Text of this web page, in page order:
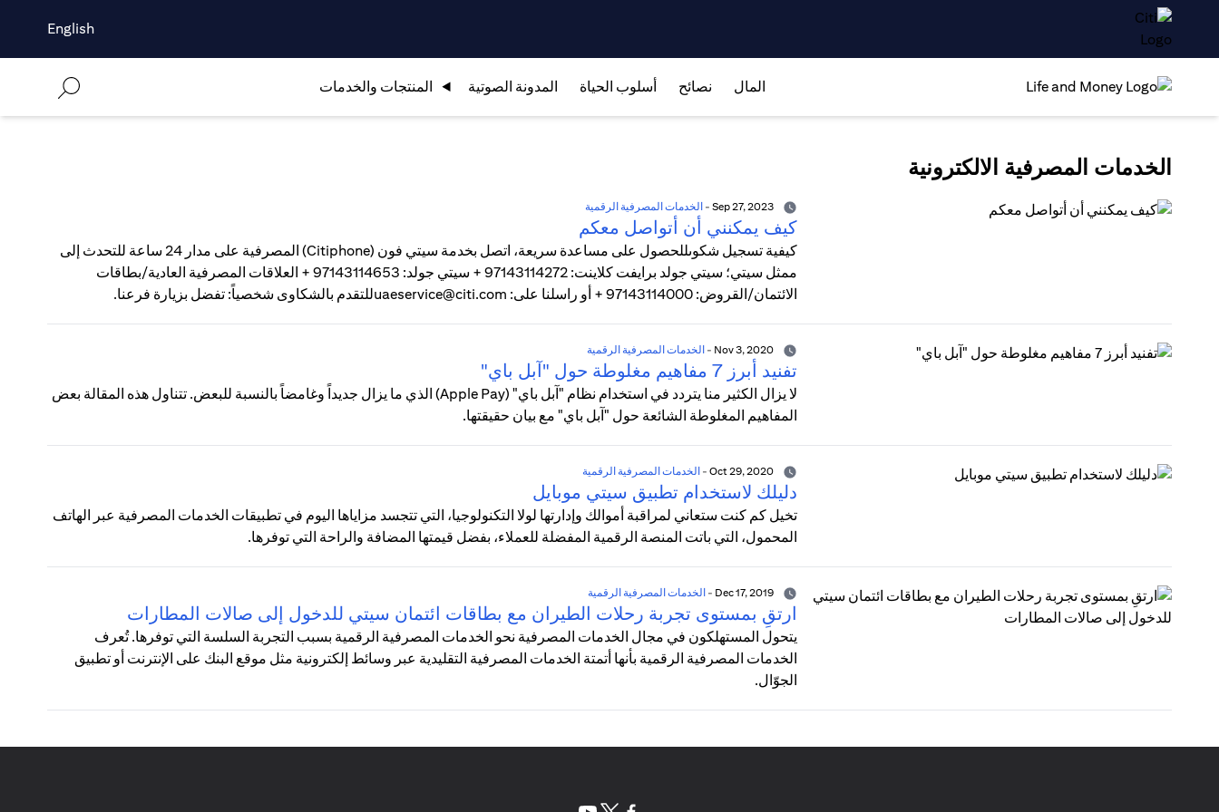
English
المال نصائح أسلوب الحياة المدونة الصوتية المنتجات والخدمات
الخدمات المصرفية الالكترونية
Sep 27, 2023
-الخدمات المصرفية الرقمية
كيف يمكنني أن أتواصل معكم
كيفية تسجيل شكوىللحصول على مساعدة سريعة، اتصل بخدمة سيتي فون (Citiphone) المصرفية على مدار 24 ساعة للتحدث إلى
ممثل سيتي؛ سيتي جولد برايفت كلاينت: 97143114272 + سيتي جولد: 97143114653 + العلاقات المصرفية العادية/بطاقات
الائتمان/القروض: 97143114000 + أو راسلنا على: uaeservice@citi.comللتقدم بالشكاوى شخصياً: تفضل بزيارة فرعنا.
Nov 3, 2020
-الخدمات المصرفية الرقمية
تفنيد أبرز 7 مفاهيم مغلوطة حول "آبل باي"
لا يزال الكثير منا يتردد في استخدام نظام "آبل باي" (Apple Pay) الذي ما يزال جديداً وغامضاً بالنسبة للبعض. تتناول هذه المقالة بعض
المفاهيم المغلوطة الشائعة حول "آبل باي" مع بيان حقيقتها.
Oct 29, 2020
-الخدمات المصرفية الرقمية
دليلك لاستخدام تطبيق سيتي موبايل
تخيل كم كنت ستعاني لمراقبة أموالك وإدارتها لولا التكنولوجيا، التي تتجسد مزاياها اليوم في تطبيقات الخدمات المصرفية عبر الهاتف
المحمول، التي باتت المنصة الرقمية المفضلة للعملاء، بفضل قيمتها المضافة والراحة التي توفرها.
Dec 17, 2019
-الخدمات المصرفية الرقمية
ارتقِ بمستوى تجربة رحلات الطيران مع بطاقات ائتمان سيتي للدخول إلى صالات المطارات
يتحول المستهلكون في مجال الخدمات المصرفية نحو الخدمات المصرفية الرقمية بسبب التجربة السلسة التي توفرها. تُعرف
الخدمات المصرفية الرقمية بأنها أتمتة الخدمات المصرفية التقليدية عبر وسائط إلكترونية مثل موقع البنك على الإنترنت أو تطبيق
الجوّال.